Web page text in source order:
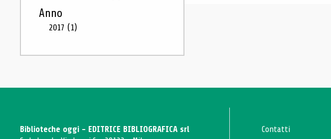
Anno
2017 (1)
Biblioteche oggi - EDITRICE BIBLIOGRAFICA srl
Contatti